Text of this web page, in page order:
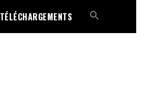
TÉLÉCHARGEMENTS